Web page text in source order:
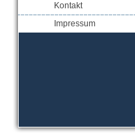
Kontakt
Impressum